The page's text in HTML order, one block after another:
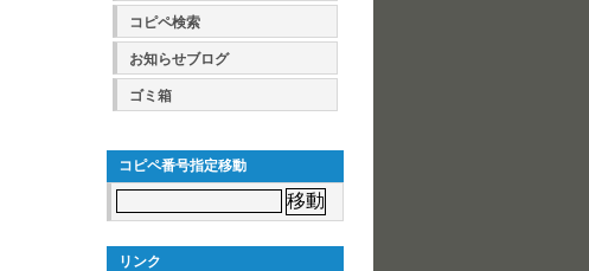
コピペ検索
お知らせブログ
ゴミ箱
コピペ番号指定移動
リンク